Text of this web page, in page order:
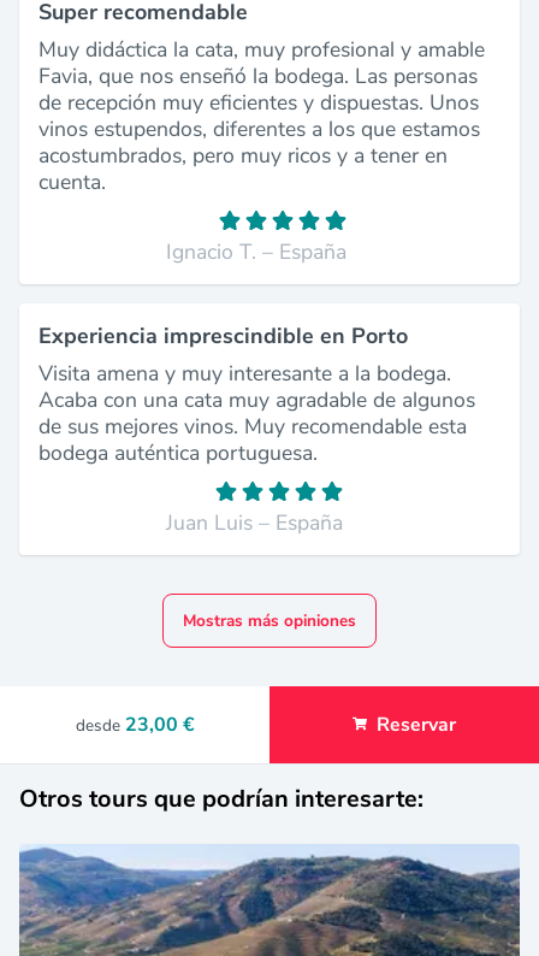
Super recomendable
Muy didáctica la cata, muy profesional y amable
Favia, que nos enseñó la bodega. Las personas
de recepción muy eficientes y dispuestas. Unos
vinos estupendos, diferentes a los que estamos
acostumbrados, pero muy ricos y a tener en
cuenta.
Ignacio T. – España
Experiencia imprescindible en Porto
Visita amena y muy interesante a la bodega.
Acaba con una cata muy agradable de algunos
de sus mejores vinos. Muy recomendable esta
bodega auténtica portuguesa.
Juan Luis – España
Mostras más opiniones
desde 23,00 € Reservar
Otros tours que podrían interesarte: